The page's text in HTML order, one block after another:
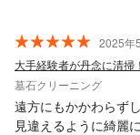
2025年
大手経験者が丹念に清掃
墓石クリーニング
遠方にもかかわらず
見違えるように綺麗